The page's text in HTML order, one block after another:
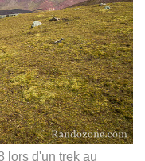
lors d'un trek au